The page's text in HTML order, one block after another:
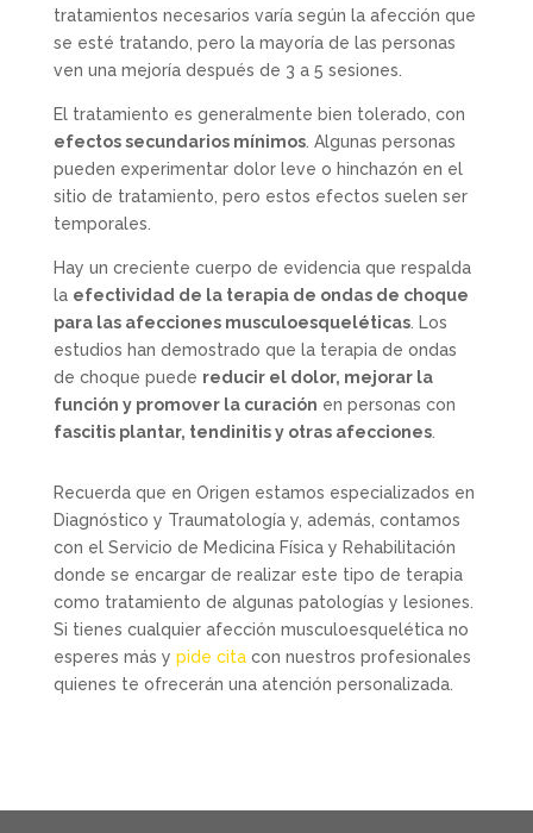
tratamientos necesarios varía según la afección que
se esté tratando, pero la mayoría de las personas
ven una mejoría después de 3 a 5 sesiones.
El tratamiento es generalmente bien tolerado, con
efectos secundarios mínimos. Algunas personas
pueden experimentar dolor leve o hinchazón en el
sitio de tratamiento, pero estos efectos suelen ser
temporales.
Hay un creciente cuerpo de evidencia que respalda
la efectividad de la terapia de ondas de choque
para las afecciones musculoesqueléticas. Los
estudios han demostrado que la terapia de ondas
de choque puede reducir el dolor, mejorar la
función y promover la curación en personas con
fascitis plantar, tendinitis y otras afecciones.
Recuerda que en Origen estamos especializados en
Diagnóstico y Traumatología y, además, contamos
con el Servicio de Medicina Física y Rehabilitación
donde se encargar de realizar este tipo de terapia
como tratamiento de algunas patologías y lesiones.
Si tienes cualquier afección musculoesquelética no
esperes más y pide citacon nuestros profesionales
quienes te ofrecerán una atención personalizada.